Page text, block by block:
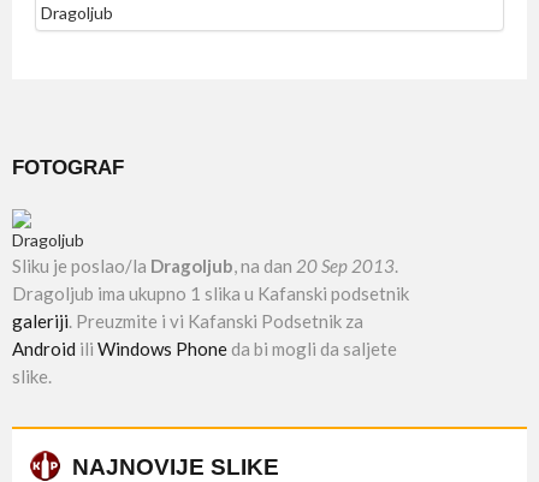
FOTOGRAF
Sliku je poslao/la Dragoljub, na dan 20 Sep 2013.
Dragoljub ima ukupno 1 slika u Kafanski podsetnik
galeriji. Preuzmite i vi Kafanski Podsetnik za
Android ili Windows Phoneda bi mogli da saljete
slike.
NAJNOVIJE SLIKE